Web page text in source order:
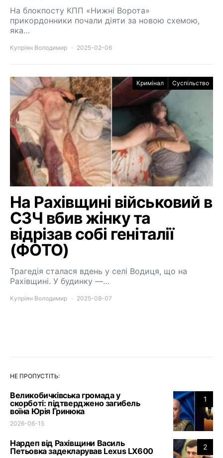
На блокпосту КПП «Нижні Ворота»
прикордонники почали діяти за новою схемою,
яка…
Купріян Володимир 2025-02-06
Кримінал Суспільство
На Рахівщині військовий в
СЗЧ вбив жінку та
відрізав собі геніталії
(ФОТО)
Трагедія сталася вдень у селі Водиця, що на
Рахівщині. У будинку —…
Купріян Володимир 2025-08-07
НЕ ПРОПУСТІТЬ:
1
Великобичківська громада у
скорботі: підтверджено загибель
воїна Юрія Гринюка
2026-06-15
2
Нардеп від Рахівщини Василь
Петьовка задекларував Lexus LX600